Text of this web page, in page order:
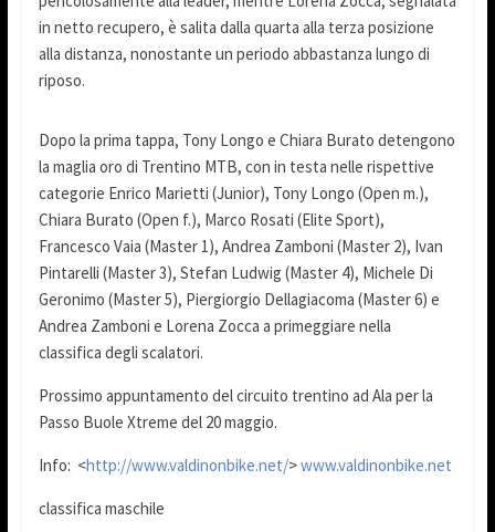
in netto recupero, è salita dalla quarta alla terza posizione
alla distanza, nonostante un periodo abbastanza lungo di
riposo.
Dopo la prima tappa, Tony Longo e Chiara Burato detengono
la maglia oro di Trentino MTB, con in testa nelle rispettive
categorie Enrico Marietti (Junior), Tony Longo (Open m.),
Chiara Burato (Open f.), Marco Rosati (Elite Sport),
Francesco Vaia (Master 1), Andrea Zamboni (Master 2), Ivan
Pintarelli (Master 3), Stefan Ludwig (Master 4), Michele Di
Geronimo (Master 5), Piergiorgio Dellagiacoma (Master 6) e
Andrea Zamboni e Lorena Zocca a primeggiare nella
classifica degli scalatori.
Prossimo appuntamento del circuito trentino ad Ala per la
Passo Buole Xtreme del 20 maggio.
Info: <http://www.valdinonbike.net/>www.valdinonbike.net
classifica maschile